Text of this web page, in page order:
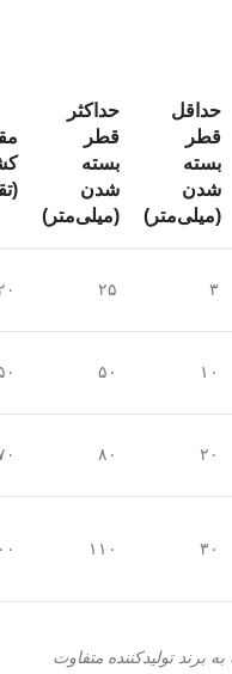
حداقل
قطر
بسته
شدن
(میلی‌متر)
حداکثر
قطر
بسته
شدن
(میلی‌متر)
۳ ۲۵
۱۰ ۵۰
۲۰ ۸۰
۳۰ ۱۱۰
برند تولیدکننده متفاوت